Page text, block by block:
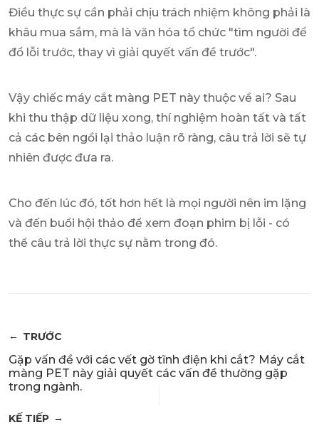
Điều thực sự cần phải chịu trách nhiệm không phải là
khâu mua sắm, mà là văn hóa tổ chức "tìm người để
đổ lỗi trước, thay vì giải quyết vấn đề trước".
Vậy chiếc máy cắt màng PET này thuộc về ai? Sau
khi thu thập dữ liệu xong, thí nghiệm hoàn tất và tất
cả các bên ngồi lại thảo luận rõ ràng, câu trả lời sẽ tự
nhiên được đưa ra.
Cho đến lúc đó, tốt hơn hết là mọi người nên im lặng
và đến buổi hội thảo để xem đoạn phim bị lỗi - có
thể câu trả lời thực sự nằm trong đó.
TRƯỚC
Gặp vấn đề với các vết gờ tĩnh điện khi cắt? Máy cắt
màng PET này giải quyết các vấn đề thường gặp
trong ngành.
KẾ TIẾP